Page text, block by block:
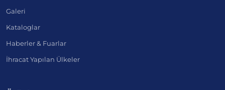
Galeri
Kataloglar
Haberler & Fuarlar
İhracat Yapılan Ülkeler